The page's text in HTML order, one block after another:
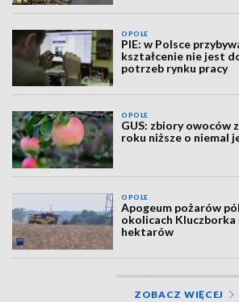
OPOLE
PIE: w Polsce
kształcenie nie jest
potrzeb rynku pracy
OPOLE
GUS: zbiory owoców
roku niższe o niemal
OPOLE
Apogeum pożarów
okolicach Kluczborka
hektarów
ZOBACZ WIĘCEJ